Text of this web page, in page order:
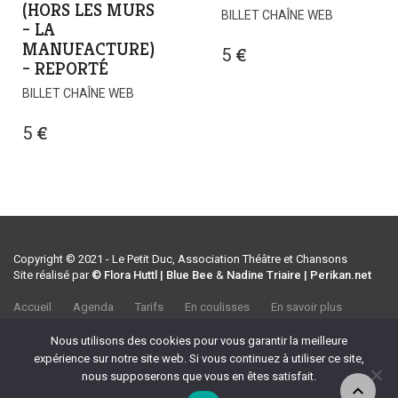
(HORS LES MURS
– LA
MANUFACTURE)
– REPORTÉ
BILLET CHAÎNE WEB
5 €
BILLET CHAÎNE WEB
5 €
Copyright © 2021 - Le Petit Duc, Association Théâtre et Chansons
Site réalisé par © Flora Huttl | Blue Bee & Nadine Triaire | Perikan.net
Accueil Agenda Tarifs En coulisses
En savoir plus
Association Théâtre et Chansons
35 rue Emile Tavan, 13100 Aix-en-Provence
Nous utilisons des cookies pour vous garantir la meilleure
expérience sur notre site web. Si vous continuez à utiliser ce site,
nous supposerons que vous en êtes satisfait.